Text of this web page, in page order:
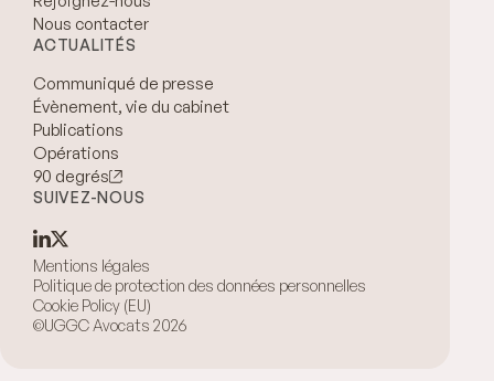
Nous contacter
ACTUALITÉS
Communiqué de presse
Évènement, vie du cabinet
Publications
Opérations
90 degrés
SUIVEZ-NOUS
Mentions légales
Politique de protection des données personnelles
Cookie Policy (EU)
©UGGC Avocats 2026